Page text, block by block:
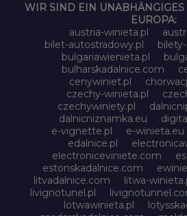
WIR SIND EIN UNABHÄNGIGES
EUROPA:
austria-winieta.pl
bilet-autostradowy.pl
bulgariawienieta.pl
bulharskadalnice.com
cenywiniet.pl
czechy-winieta.pl
czechywiniety.pl
dalnicniznamka.eu
e-vignette.pl
e-winieta.eu
edalnice.pl
electroniceviniete.com
estonskadalnice.com
litvadalnice.com
litwa-
livignotunel.pl
lotwawinieta.pl